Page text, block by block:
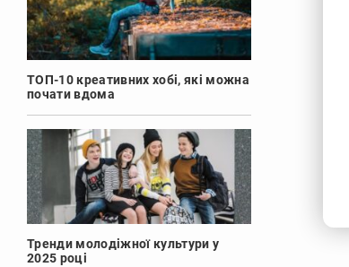
ТОП-10 креативних хобі, які можна
почати вдома
Тренди молодіжної культури у
2025 році